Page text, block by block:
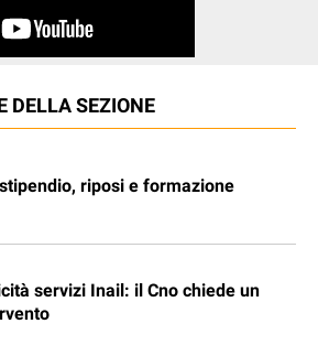
DELLA SEZIONE
riposi e formazione
servizi Inail: il Cno chiede un